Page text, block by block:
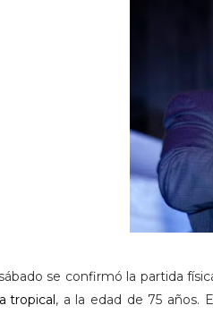
se confirmó la partida
tropical, a la edad de 75 años.